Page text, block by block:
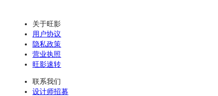
关于旺影
用户协议
隐私政策
营业执照
旺影速转
联系我们
设计师招募